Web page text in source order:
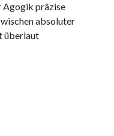
Agogik präzise
absoluter
überlaut